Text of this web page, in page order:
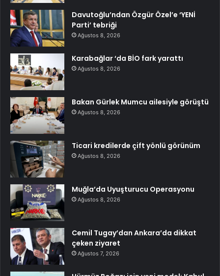
Davutoğlu’ndan Özgür Özel’e ‘YENİ
Parti’ tebriği
Ağustos 8, 2026
Karabağlar ‘da BİO fark yarattı
Ağustos 8, 2026
Bakan Gürlek Mumcu ailesiyle görüştü
Ağustos 8, 2026
Ticari kredilerde çift yönlü görünüm
Ağustos 8, 2026
Muğla’da Uyuşturucu Operasyonu
Ağustos 8, 2026
Cemil Tugay’dan Ankara’da dikkat
çeken ziyaret
Ağustos 7, 2026